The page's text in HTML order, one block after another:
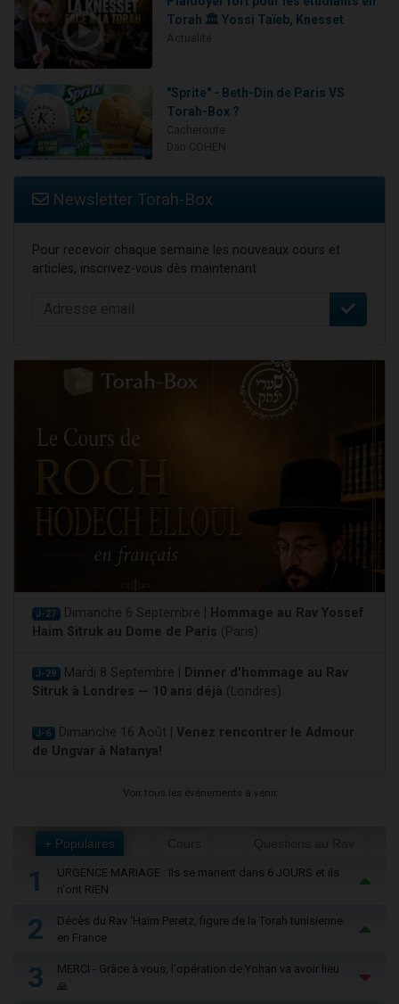
Torah 🏛️ Yossi Taïeb, Knesset
"Sprite" - Beth-Din de Paris VS
Torah-Box ?
Newsletter Torah-Box
Pour recevoir chaque semaine les nouveaux cours et
articles, inscrivez-vous dès maintenant :
J-27 Dimanche 6 Septembre |
Hommage au Rav Yossef
Haim Sitruk au Dome de Paris (Paris)
J-29 Mardi 8 Septembre |
Dinner d'hommage au Rav
Sitruk à Londres — 10 ans déjà (Londres)
J-6 Dimanche 16 Août | Venez rencontrer le Admour
de Ungvar à Natanya!
Voir tous les événements à venir
+ Populaires
1
URGENCE MARIAGE : Ils se marient dans 6 JOURS et ils
n'ont RIEN
2
Décès du Rav ‘Haïm Peretz, figure de la Torah tunisienne
en France
3
MERCI - Grâce à vous, l'opération de Yohan va avoir lieu
🙏